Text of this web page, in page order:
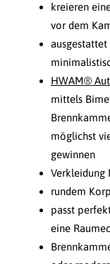
kreieren
vor dem
HWAM®
mittels
möglichst
gewinnen
Verkleidung
rundem
passt
eine